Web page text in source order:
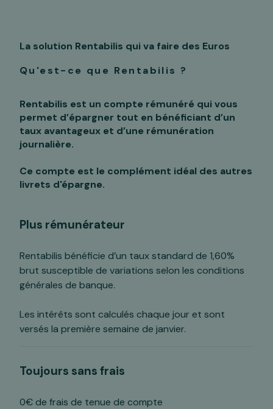
La solution Rentabilis qui va faire des Euros
Qu'est-ce que Rentabilis ?
Rentabilis est un compte rémunéré qui vous
permet d’épargner tout en bénéficiant d’un
taux avantageux et d’une rémunération
journalière.
Ce compte est le complément idéal des autres
livrets d'épargne.
Plus rémunérateur
Rentabilis bénéficie d’un taux standard de 1,60%
brut susceptible de variations selon les conditions
générales de banque.
Les intérêts sont calculés chaque jour et sont
versés la première semaine de janvier.
Toujours sans frais
0€ de frais de tenue de compte